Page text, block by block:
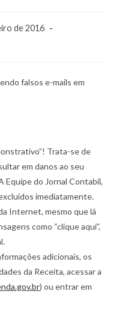
de 2016
falsos e-mails em
Trata-se de
em danos ao seu
Equipe do Jornal Contabil,
imediatamente.
Internet, mesmo que lá
como “clique aqui”,
adicionais, os
da Receita, acessar a
) ou entrar em